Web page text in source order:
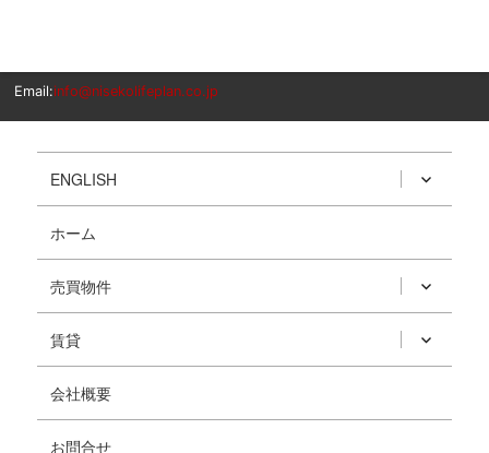
Email:info@nisekolifeplan.co.jp
ENGLISH
ホーム
売買物件
賃貸
会社概要
お問合せ